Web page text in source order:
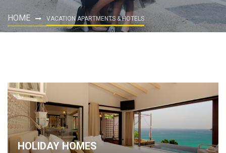
HOME VACATION APARTMENTS & HOTELS
HOLIDAY HOMES